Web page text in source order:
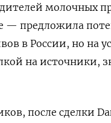
молочных
— предложила
в России, но на
на источники,
после сделки